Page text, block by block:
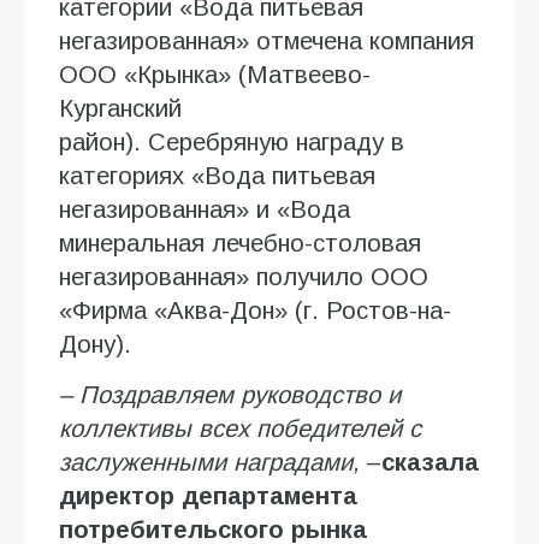
категории «Вода питьевая
негазированная» отмечена компания
ООО «Крынка» (Матвеево-
Курганский
район). Серебряную награду в
категориях «Вода питьевая
негазированная» и «Вода
минеральная лечебно-столовая
негазированная» получило ООО
«Фирма «Аква-Дон» (г. Ростов-на-
Дону).
– Поздравляем руководство и
коллективы всех победителей с
заслуженными наградами, –сказала
директор департамента
потребительского рынка